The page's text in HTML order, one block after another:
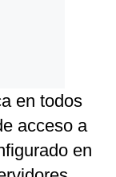
en todos
acceso a
en